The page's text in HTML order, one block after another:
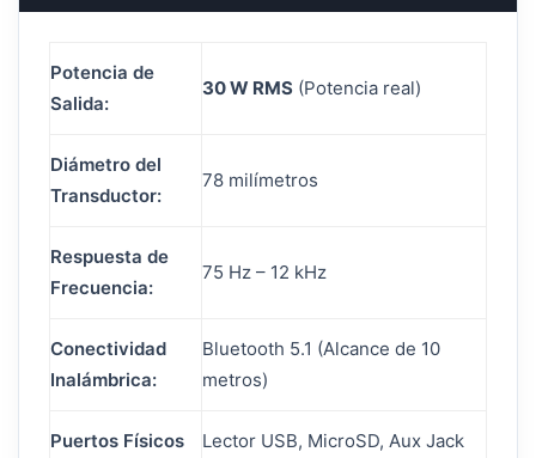
Potencia de
Salida:
30 W RMS (Potencia real)
Diámetro del
Transductor:
78 milímetros
Respuesta de
Frecuencia:
75 Hz – 12 kHz
Conectividad
Inalámbrica:
Bluetooth 5.1 (Alcance de 10
metros)
Puertos Físicos
Lector USB, MicroSD, Aux Jack